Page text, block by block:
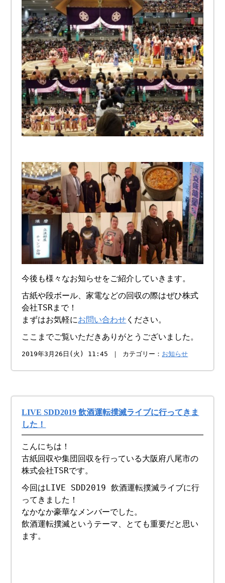
今後も様々なお知らせをご紹介していきます。
古紙や段ボール、家電などの回収の際はぜひ株式
会社TSRまで！
まずはお気軽にお問い合わせ ください。
ここまでご覧いただきありがとうございました。
2019年3月26日(火) 11:45 ｜ カテゴリー： お知らせ
LIVE SDD2019 飲酒運転撲滅ライブに行ってきま
した！
こんにちは！
古紙回収や集団回収を行っている大阪府八尾市の
株式会社TSRです。
今回はLIVE SDD2019 飲酒運転撲滅ライブに行
ってきました！
なかなか豪華なメンバーでした。
飲酒運転撲滅というテーマ、とても重要だと思い
ます。